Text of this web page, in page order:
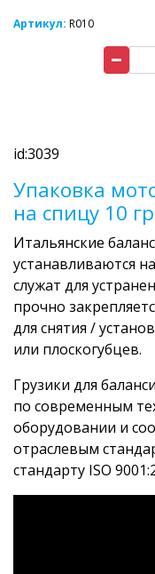
Артикул: R010
id:3039
Упаковка
на спицу 10
Итальянские
устанавливаются
служат для
прочно
для снятия /
или плоскогубцев.
Грузики для
по современным
оборудовании и
отраслевым
стандарту ISO